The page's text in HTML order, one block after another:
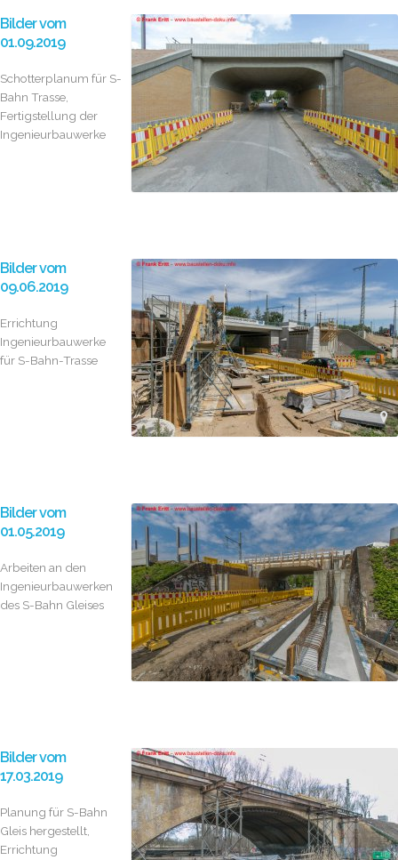
Bilder vom
01.09.2019
Schotterplanum für S-
Bahn Trasse,
Fertigstellung der
Ingenieurbauwerke
Bilder vom
09.06.2019
Errichtung
Ingenieurbauwerke
für S-Bahn-Trasse
Bilder vom
01.05.2019
Arbeiten an den
Ingenieurbauwerken
des S-Bahn Gleises
Bilder vom
17.03.2019
Planung für S-Bahn
Gleis hergestellt,
Errichtung